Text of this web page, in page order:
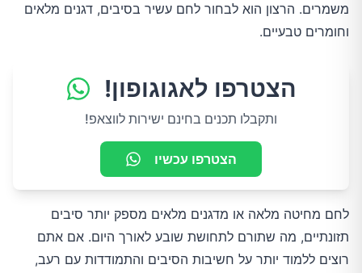
משמרים. הרצון הוא לבחור לחם עשיר בסיבים, דגנים מלאים
וחומרים טבעיים.
הצטרפו לאגוגופון!
ותקבלו תכנים בחינם ישירות לווצאפ!
הצטרפו עכשיו
לחם מחיטה מלאה או מדגנים מלאים מספק יותר סיבים
תזונתיים, מה שתורם לתחושת שובע לאורך היום. אם אתם
רוצים ללמוד יותר על חשיבות הסיבים והתמודדות עם רעב,